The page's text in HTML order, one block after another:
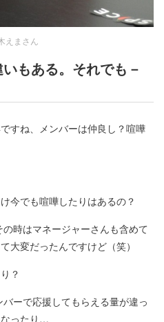
えまさん
もある。それでも－
すね、メンバーは仲良し？喧嘩
でも喧嘩したりはあるの？
時はマネージャーさんも含めて
変だったんですけど（笑）
？
ーで応援してもらえる量が違っ
ったり…